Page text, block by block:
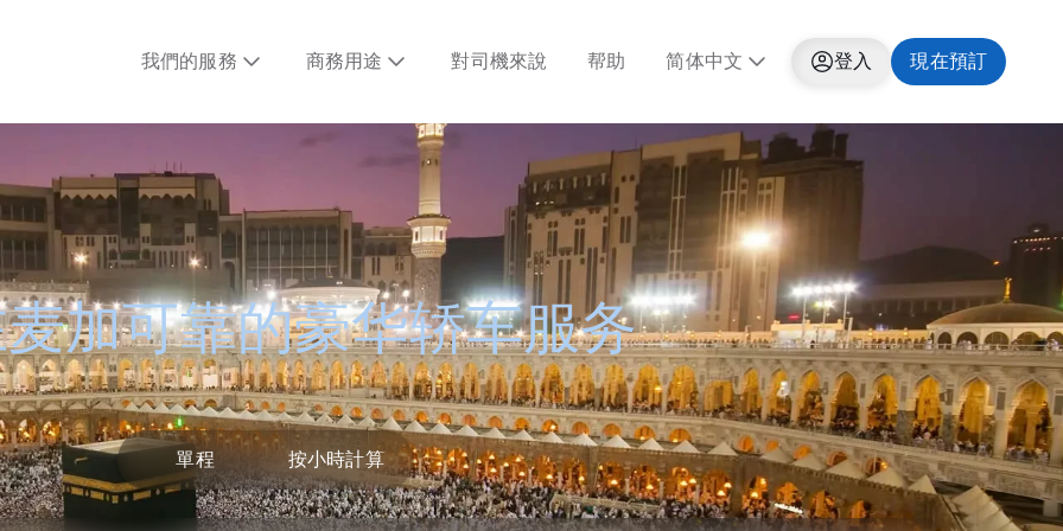
我們的服務 商務用途 對司機來說 帮助 简体中文 登入 現在預訂
加可靠的豪华轿车服务
單程 按小時計算